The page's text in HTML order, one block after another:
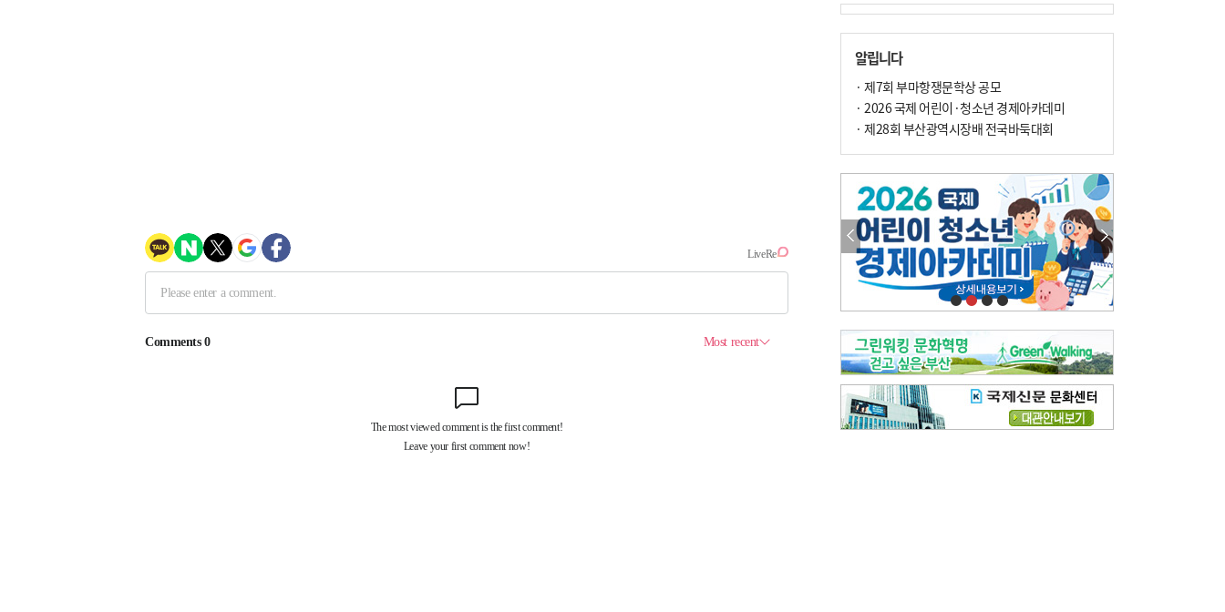
알립니다
· 제7회 부마항쟁문학상 공모
· 2026 국제 어린이·청소년 경제아카데미
· 제28회 부산광역시장배 전국바둑대회